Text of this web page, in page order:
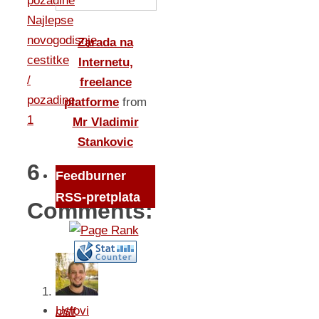
Najlepse
novogodisnje
cestitke
/
pozadine
1
6
Comments:
miff
Zarada na
Internetu,
freelance
platforme from
Mr Vladimir
Stankovic
Feedburner
RSS-pretplata
Uslovi